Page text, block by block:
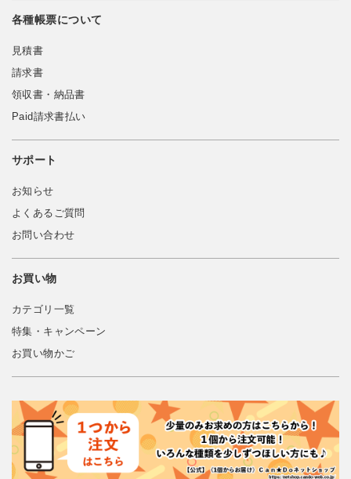
各種帳票について
見積書
請求書
領収書・納品書
Paid請求書払い
サポート
お知らせ
よくあるご質問
お問い合わせ
お買い物
カテゴリ一覧
特集・キャンペーン
お買い物かご